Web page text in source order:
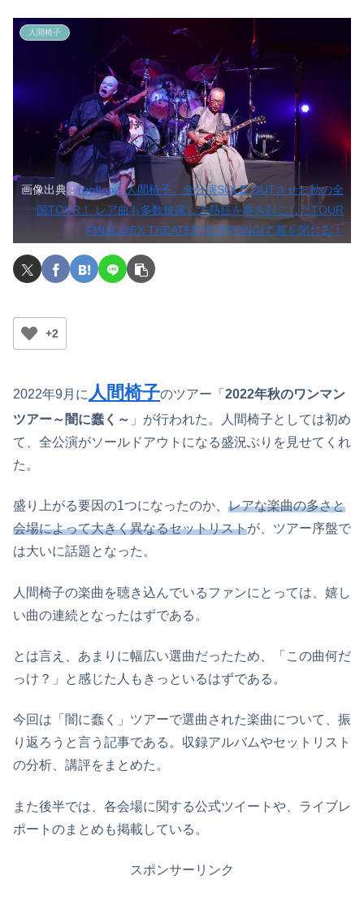
人間椅子
画像出典：rooftop：人間椅子、全公演SOLD OUTさせた秋の全
国TOUR！ レア曲も多数披露し大熱狂を巻き起こしたTOUR
FINAL＠EX THEATER ROPPONGIで幕を閉じる！
+2
2022年9月に 人間椅子のツアー「 2022年秋のワンマン
ツアー～闇に蠢く～ 」が行われた。人間椅子としては初め
て、全公演がソールドアウトになる盛況ぶりを見せてくれ
た。
盛り上がる要因の1つになったのか、 レアな楽曲の多さと
会場によって大きく異なるセットリストが、ツアー序盤で
は大いに話題となった。
人間椅子の楽曲を聴き込んでいるファンにとっては、嬉し
い曲の連続となったはずである。
とは言え、あまりに幅広い選曲だったため、「この曲何だ
っけ？」と感じた人もきっといるはずである。
今回は「闇に蠢く」ツアーで選曲された楽曲について、振
り返ろうと言う記事である。収録アルバムやセットリスト
の分析、講評をまとめた。
また後半では、各会場に関する公式ツイートや、ライブレ
ポートのまとめも掲載している。
スポンサーリンク